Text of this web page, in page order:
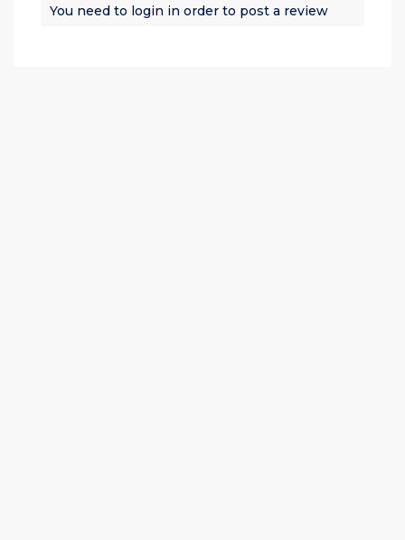
You need to login in order to post a review